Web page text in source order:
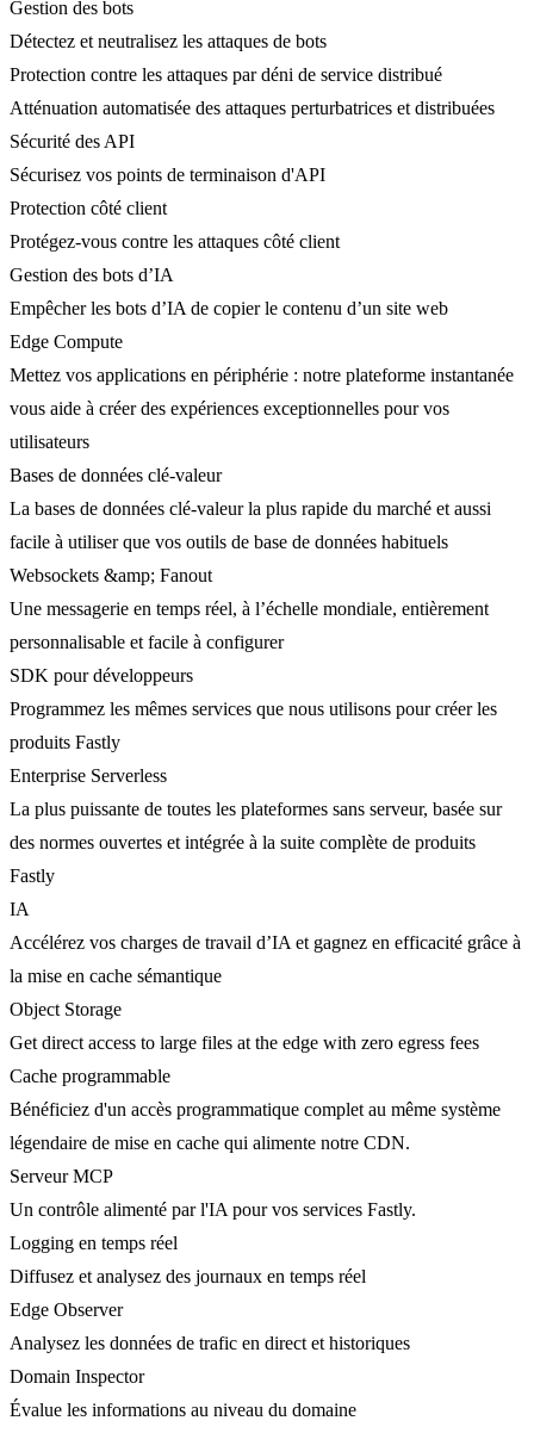
Gestion des bots
Détectez et neutralisez les attaques de bots
Protection contre les attaques par déni de service distribué
Atténuation automatisée des attaques perturbatrices et distribuées
Sécurité des API
Sécurisez vos points de terminaison d'API
Protection côté client
Protégez-vous contre les attaques côté client
Gestion des bots d’IA
Empêcher les bots d’IA de copier le contenu d’un site web
Edge Compute
Mettez vos applications en périphérie : notre plateforme instantanée
vous aide à créer des expériences exceptionnelles pour vos
utilisateurs
Bases de données clé-valeur
La bases de données clé-valeur la plus rapide du marché et aussi
facile à utiliser que vos outils de base de données habituels
Websockets &amp; Fanout
Une messagerie en temps réel, à l’échelle mondiale, entièrement
personnalisable et facile à configurer
SDK pour développeurs
Programmez les mêmes services que nous utilisons pour créer les
produits Fastly
Enterprise Serverless
La plus puissante de toutes les plateformes sans serveur, basée sur
des normes ouvertes et intégrée à la suite complète de produits
Fastly
IA
Accélérez vos charges de travail d’IA et gagnez en efficacité grâce à
la mise en cache sémantique
Object Storage
Get direct access to large files at the edge with zero egress fees
Cache programmable
Bénéficiez d'un accès programmatique complet au même système
légendaire de mise en cache qui alimente notre CDN.
Serveur MCP
Un contrôle alimenté par l'IA pour vos services Fastly.
Logging en temps réel
Diffusez et analysez des journaux en temps réel
Edge Observer
Analysez les données de trafic en direct et historiques
Domain Inspector
Évalue les informations au niveau du domaine